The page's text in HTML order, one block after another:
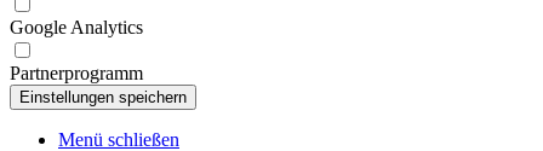
Google Analytics
Partnerprogramm
Menü schließen